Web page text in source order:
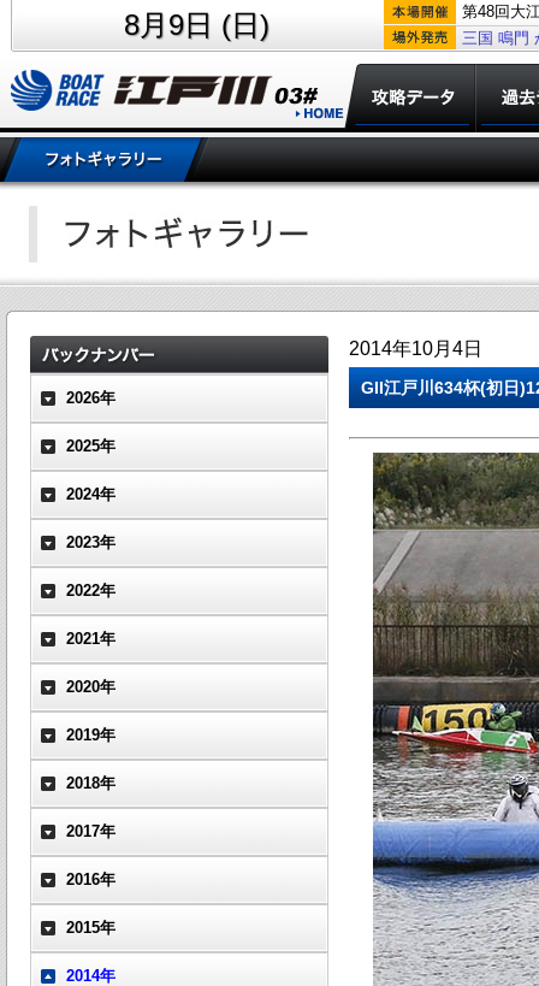
8月9日 (日)
第48回大
三国 鳴門
2026年
2025年
2024年
2023年
2022年
2021年
2020年
2019年
2018年
2017年
2016年
2015年
2014年
2014年10月4日
GII江戸川634杯(初日